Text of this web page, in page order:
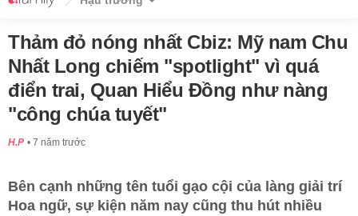
Thảm đỏ nóng nhất Cbiz: Mỹ nam Chu
Nhất Long chiếm "spotlight" vì quá
điển trai, Quan Hiểu Đồng như nàng
"công chúa tuyết"
H.P 7 năm trước
Bên cạnh những tên tuổi gạo cội của làng giải trí
Hoa ngữ, sự kiện năm nay cũng thu hút nhiều